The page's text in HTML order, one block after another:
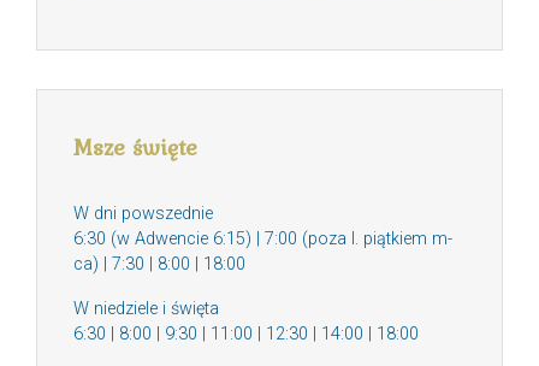
Msze święte
W dni powszednie
6:30 (w Adwencie 6:15) | 7:00 (poza I. piątkiem m-
ca) | 7:30 | 8:00 | 18:00
W niedziele i święta
6:30 | 8:00 | 9:30 | 11:00 | 12:30 | 14:00 | 18:00